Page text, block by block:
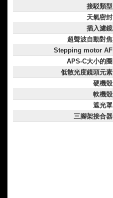
接駁類型
天氣密封
插入濾鏡
超聲波自動對焦
Stepping motor AF
APS-C大小的圈
低散光度鏡頭元素
硬機殼
軟機殼
遮光罩
三腳架接合器